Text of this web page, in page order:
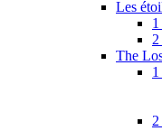
Les
The